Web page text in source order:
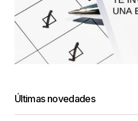
Últimas novedades